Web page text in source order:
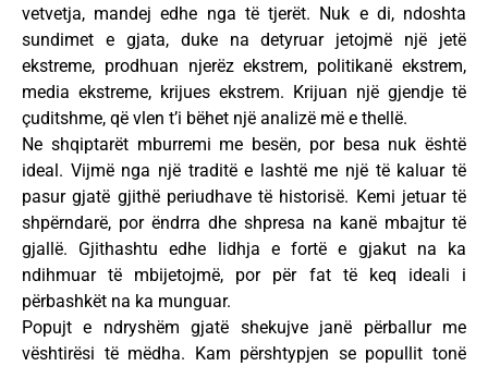
vetvetja, mandej edhe nga të tjerët. Nuk e di, ndoshta
sundimet e gjata, duke na detyruar jetojmë një jetë
ekstreme, prodhuan njerëz ekstrem, politikanë ekstrem,
media ekstreme, krijues ekstrem. Krijuan një gjendje të
çuditshme, që vlen t’i bëhet një analizë më e thellë.
Ne shqiptarët mburremi me besën, por besa nuk është
ideal. Vijmë nga një traditë e lashtë me një të kaluar të
pasur gjatë gjithë periudhave të historisë. Kemi jetuar të
shpërndarë, por ëndrra dhe shpresa na kanë mbajtur të
gjallë. Gjithashtu edhe lidhja e fortë e gjakut na ka
ndihmuar të mbijetojmë, por për fat të keq ideali i
përbashkët na ka munguar.
Popujt e ndryshëm gjatë shekujve janë përballur me
vështirësi të mëdha. Kam përshtypjen se popullit tonë